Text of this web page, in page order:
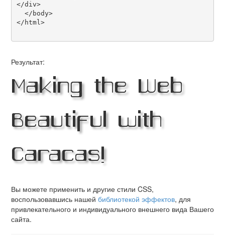
</div>
</html>
Результат:
Making the Web
Beautiful with
Caracas!
Вы можете применить и другие стили CSS,
воспользовавшись нашей библиотекой эффектов, для
привлекательного и индивидуального внешнего вида Вашего
сайта.